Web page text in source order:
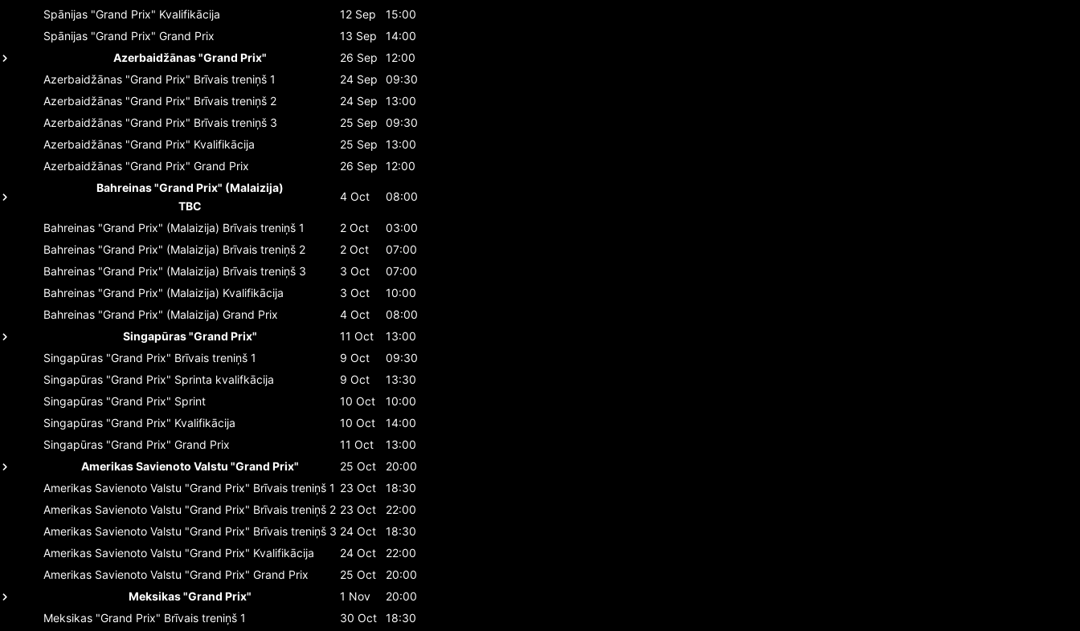
Spānijas "Grand Prix" Kvalifikācija 12 Sep
15:00
Spānijas "Grand Prix" Grand Prix 13 Sep
14:00
Azerbaidžānas "Grand Prix"
26 Sep
12:00
Azerbaidžānas "Grand Prix" Brīvais treniņš 1 24 Sep
09:30
Azerbaidžānas "Grand Prix" Brīvais treniņš 2 24 Sep
13:00
Azerbaidžānas "Grand Prix" Brīvais treniņš 3 25 Sep
09:30
Azerbaidžānas "Grand Prix" Kvalifikācija 25 Sep
13:00
Azerbaidžānas "Grand Prix" Grand Prix 26 Sep
12:00
Bahreinas "Grand Prix" (Malaizija)
TBC
4 Oct 08:00
Bahreinas "Grand Prix" (Malaizija) Brīvais treniņš 1 2 Oct
03:00
Bahreinas "Grand Prix" (Malaizija) Brīvais treniņš 2 2 Oct
07:00
Bahreinas "Grand Prix" (Malaizija) Brīvais treniņš 3 3 Oct
07:00
Bahreinas "Grand Prix" (Malaizija) Kvalifikācija 3 Oct
10:00
Bahreinas "Grand Prix" (Malaizija) Grand Prix 4 Oct
08:00
Singapūras "Grand Prix"
11 Oct
13:00
Singapūras "Grand Prix" Brīvais treniņš 1 9 Oct
09:30
Singapūras "Grand Prix" Sprinta kvalifkācija 9 Oct
13:30
Singapūras "Grand Prix" Sprint 10 Oct
10:00
Singapūras "Grand Prix" Kvalifikācija 10 Oct
14:00
Singapūras "Grand Prix" Grand Prix 11 Oct
13:00
Amerikas Savienoto Valstu "Grand Prix"
25 Oct
20:00
Amerikas Savienoto Valstu "Grand Prix" Brīvais treniņš 1 23 Oct
18:30
Amerikas Savienoto Valstu "Grand Prix" Brīvais treniņš 2 23 Oct
22:00
Amerikas Savienoto Valstu "Grand Prix" Brīvais treniņš 3 24 Oct
18:30
Amerikas Savienoto Valstu "Grand Prix" Kvalifikācija 24 Oct
22:00
Amerikas Savienoto Valstu "Grand Prix" Grand Prix 25 Oct
20:00
Meksikas "Grand Prix"
1 Nov
20:00
Meksikas "Grand Prix" Brīvais treniņš 1 30 Oct 18:30